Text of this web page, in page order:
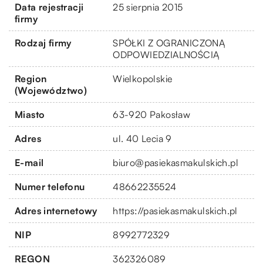
Data rejestracji
firmy
25 sierpnia 2015
Rodzaj firmy
SPÓŁKI Z OGRANICZONĄ
ODPOWIEDZIALNOŚCIĄ
Region
(Województwo)
Wielkopolskie
Miasto 63-920 Pakosław
Adres ul. 40 Lecia 9
E-mail biuro@pasiekasmakulskich.pl
Numer telefonu 48662235524
Adres internetowy https://pasiekasmakulskich.pl
NIP 8992772329
REGON 362326089